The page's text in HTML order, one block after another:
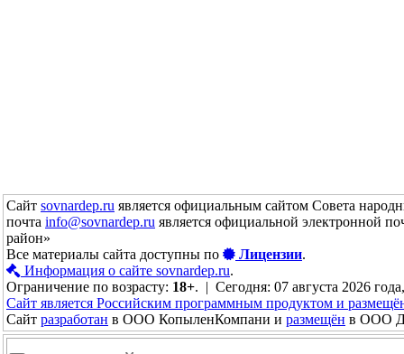
Сайт sovnardep.ru является официальным сайтом Совета
почта info@sovnardep.ru является официальной электронной
район»
Все материалы сайта доступны по
Лицензии.
Информация о сайте sovnardep.ru.
Ограничение по возрасту: 18+. | Сегодня: 07 августа 2026
Сайт является Российским программным продуктом и
Сайт разработан в ООО КопыленКомпани и размещён в ООО